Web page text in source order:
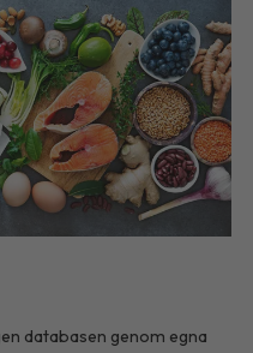
databasen genom egna